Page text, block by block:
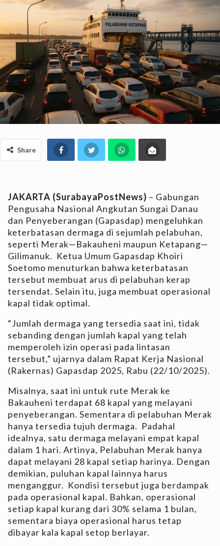
Share
JAKARTA (SurabayaPostNews) – Gabungan
Pengusaha Nasional Angkutan Sungai Danau
dan Penyeberangan (Gapasdap) mengeluhkan
keterbatasan dermaga di sejumlah pelabuhan,
seperti Merak—Bakauheni maupun Ketapang—
Gilimanuk. Ketua Umum Gapasdap Khoiri
Soetomo menuturkan bahwa keterbatasan
tersebut membuat arus di pelabuhan kerap
tersendat. Selain itu, juga membuat operasional
kapal tidak optimal.
“Jumlah dermaga yang tersedia saat ini, tidak
sebanding dengan jumlah kapal yang telah
memperoleh izin operasi pada lintasan
tersebut,” ujarnya dalam Rapat Kerja Nasional
(Rakernas) Gapasdap 2025, Rabu (22/10/2025).
Misalnya, saat ini untuk rute Merak ke
Bakauheni terdapat 68 kapal yang melayani
penyeberangan. Sementara di pelabuhan Merak
hanya tersedia tujuh dermaga. Padahal
idealnya, satu dermaga melayani empat kapal
dalam 1 hari. Artinya, Pelabuhan Merak hanya
dapat melayani 28 kapal setiap harinya. Dengan
demikian, puluhan kapal lainnya harus
menganggur. Kondisi tersebut juga berdampak
pada operasional kapal. Bahkan, operasional
setiap kapal kurang dari 30% selama 1 bulan,
sementara biaya operasional harus tetap
dibayar kala kapal setop berlayar.